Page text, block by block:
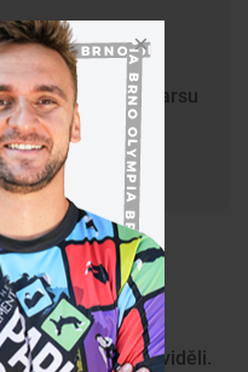
poničili model Marsu
zařídila
Slunce ještě neviděli.